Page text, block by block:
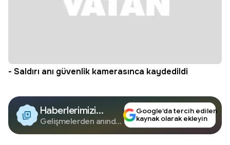
- Saldırı anı güvenlik kamerasınca kaydedildi
Haberlerimizi
Google'da Takip
Edin
Gelişmelerden anında
Google’da tercih edilen
kaynak olarak ekleyin